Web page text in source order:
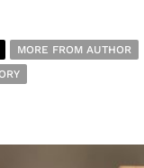
MORE FROM AUTHOR